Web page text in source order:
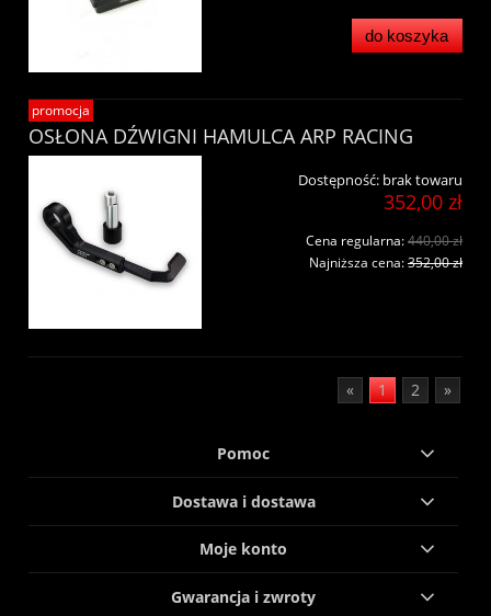
do koszyka
OSŁONA DŹWIGNI HAMULCA ARP RACING
Dostępność: brak towaru
352,00 zł
Cena regularna:440,00 zł
Najniższa cena:352,00 zł
promocja
« 1 2 »
Pomoc
Dostawa i dostawa
Moje konto
Gwarancja i zwroty